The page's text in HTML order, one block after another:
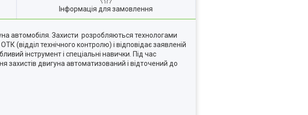
Інформація для замовлення
автомобіля. Захисти розробляються технологами
(відділ технічного контролю) і відповідає заявленій
інструмент і спеціальні навички. Під час
двигуна автоматизований і відточений до